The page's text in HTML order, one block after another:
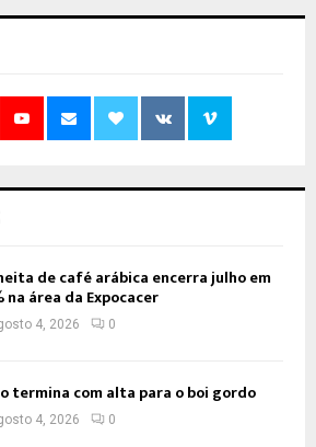
de café arábica encerra julho em
na área da Expocacer
4, 2026 0
termina com alta para o boi gordo
4, 2026 0